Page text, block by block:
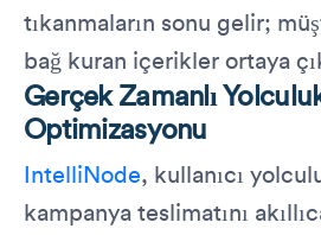
tıkanmaların sonu gelir;
bağ kuran içerikler ortaya
Gerçek Zamanlı
Optimizasyonu
IntelliNode, kullanıcı
kampanya teslimatını